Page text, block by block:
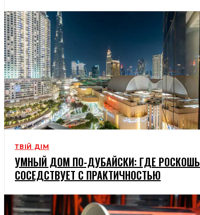
ТВІЙ ДІМ
УМНЫЙ ДОМ ПО-ДУБАЙСКИ: ГДЕ РОСКОШЬ
СОСЕДСТВУЕТ С ПРАКТИЧНОСТЬЮ